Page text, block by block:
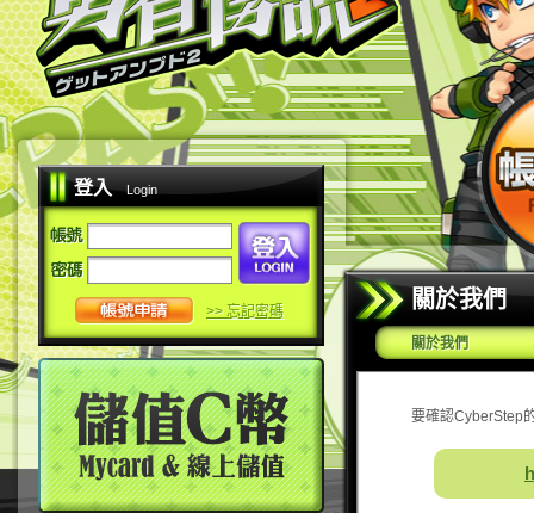
登入 Login
>> 忘記密碼 關於我們
關於我們
要確認CyberStep